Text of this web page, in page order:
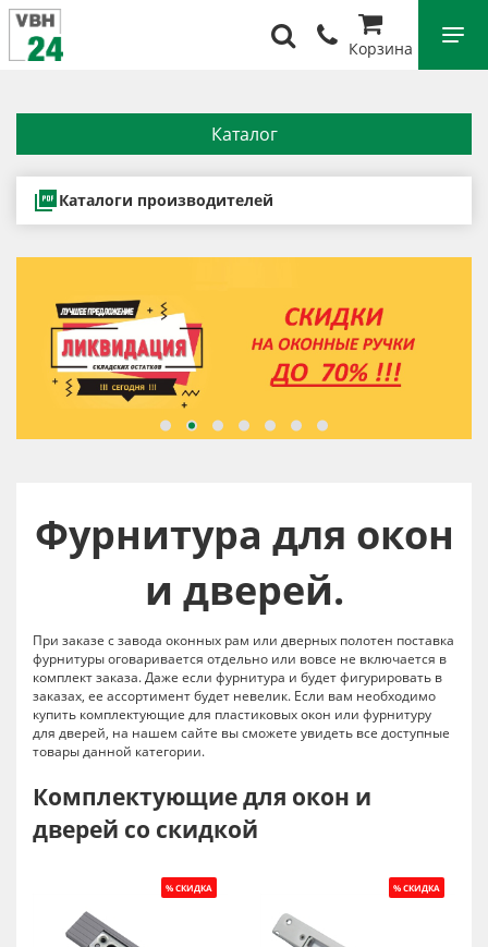
Корзина
Каталог
Каталоги производителей
Фурнитура для окон
и дверей.
При заказе с завода оконных рам или дверных полотен поставка
фурнитуры оговаривается отдельно или вовсе не включается в
комплект заказа. Даже если фурнитура и будет фигурировать в
заказах, ее ассортимент будет невелик. Если вам необходимо
купить комплектующие для пластиковых окон или фурнитуру
для дверей, на нашем сайте вы сможете увидеть все доступные
товары данной категории.
Комплектующие для окон и
дверей со скидкой